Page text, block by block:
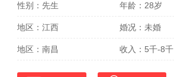
性别：先生 年龄：28岁
地区：江西 婚况：未婚
地区：南昌 收入：5千-8千